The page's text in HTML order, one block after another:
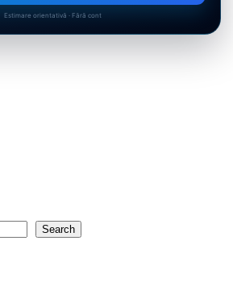
Estimare orientativă · Fără cont
Search